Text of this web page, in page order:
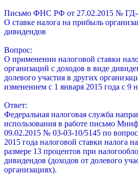
Письмо ФНС РФ от 27.02.2015 № ГД-
О ставке налога на прибыль
дивидендов
Вопрос:
О применении налоговой ставки
организаций с доходов в виде
долевого участия в других
изменением с 1 января 2015 года с 9
Ответ:
Федеральная налоговая служба
использования в работе письмо
09.02.2015 № 03-03-10/5145 по
2015 года налоговой ставки налога
размере 13 процентов при
дивидендов (доходов от долевого
организациях).